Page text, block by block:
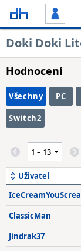
Doki Doki
Hodnocení
Všechny PC
Switch2
Uživatel
ClassicMan
Jindrak37